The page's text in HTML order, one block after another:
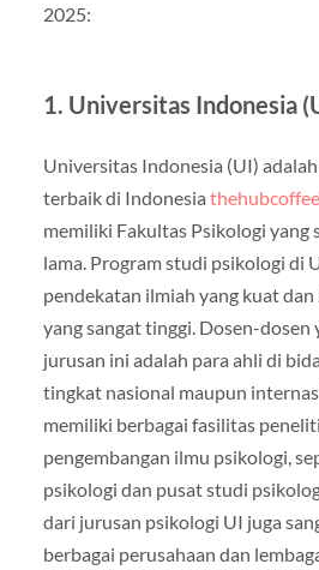
2025:
1. Universitas Indonesia
Universitas Indonesia (UI)
terbaik di Indonesia
memiliki Fakultas Psikologi yang
lama. Program studi psikologi di
pendekatan ilmiah yang kuat
yang sangat tinggi. Dosen-dosen
jurusan ini adalah para ahli di
tingkat nasional maupun
memiliki berbagai fasilitas
pengembangan ilmu psikologi,
psikologi dan pusat studi
dari jurusan psikologi UI juga
berbagai perusahaan dan